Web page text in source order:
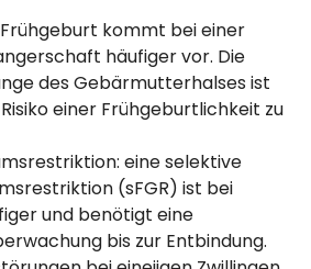
kommt bei einer
häufiger vor. Die
des Gebärmutterhalses ist
einer Frühgeburtlichkeit zu
eine selektive
(sFGR) ist bei
und benötigt eine
bis zur Entbindung.